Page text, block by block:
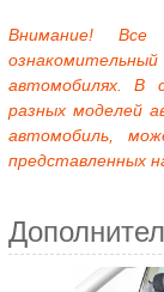
Внимание! Все
автомобилях. В
разных моделей
автомобиль,
представленных